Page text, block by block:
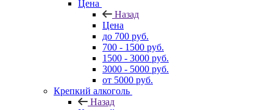
Цена
Назад
Цена
до 700 руб.
700 - 1500 руб.
1500 - 3000 руб.
3000 - 5000 руб.
от 5000 руб.
Крепкий алкоголь
Назад